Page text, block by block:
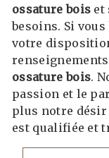
ossature bois et
besoins. Si vous
votre
ossature bois.
passion et le
plus notre désir
est qualifiée et